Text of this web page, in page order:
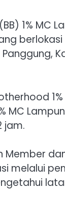
(BB) 1%
Panggung,
MC
jam.
melalui